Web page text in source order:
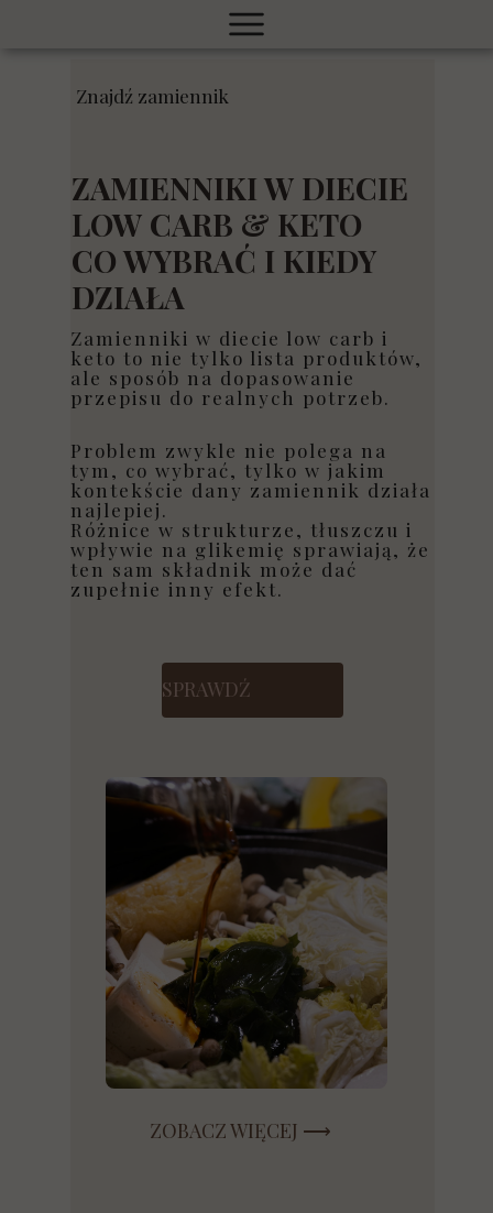
Znajdź zamiennik
ZAMIENNIKI W DIECIE
LOW CARB & KETO
CO WYBRAĆ I KIEDY
DZIAŁA
Zamienniki w diecie low carb i
keto to nie tylko lista produktów,
ale sposób na dopasowanie
przepisu do realnych potrzeb.
Problem zwykle nie polega na
tym, co wybrać, tylko w jakim
kontekście dany zamiennik działa
najlepiej.
Różnice w strukturze, tłuszczu i
wpływie na glikemię sprawiają, że
ten sam składnik może dać
zupełnie inny efekt.
SPRAWDŹ
ZOBACZ WIĘCEJ ⟶